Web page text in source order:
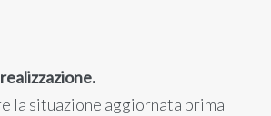
la situazione aggiornata prima